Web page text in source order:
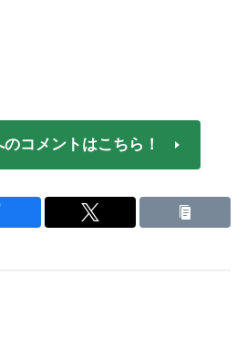
コメントはこちら！